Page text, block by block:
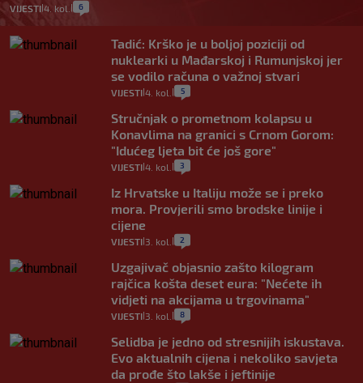
VIJESTI 4. kol. 6
Tadić: Krško je u boljoj poziciji od
nuklearki u Mađarskoj i Rumunjskoj jer
se vodilo računa o važnoj stvari
VIJESTI 4. kol. 5
Stručnjak o prometnom kolapsu u
Konavlima na granici s Crnom Gorom:
"Idućeg ljeta bit će još gore"
VIJESTI 4. kol. 3
Iz Hrvatske u Italiju može se i preko
mora. Provjerili smo brodske linije i
cijene
VIJESTI 3. kol. 2
Uzgajivač objasnio zašto kilogram
rajčica košta deset eura: "Nećete ih
vidjeti na akcijama u trgovinama"
VIJESTI 3. kol. 8
Selidba je jedno od stresnijih iskustava.
Evo aktualnih cijena i nekoliko savjeta
da prođe što lakše i jeftinije